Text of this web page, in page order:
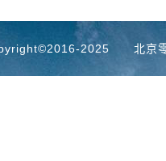
2025 北京